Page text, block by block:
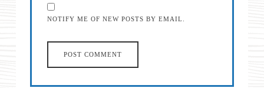
NOTIFY ME OF NEW POSTS BY EMAIL.